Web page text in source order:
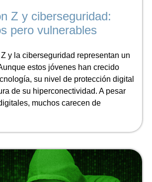
Z y ciberseguridad:
pero vulnerables
y la ciberseguridad representan un
estos jóvenes han crecido
su nivel de protección digital
de su hiperconectividad. A pesar
muchos carecen de